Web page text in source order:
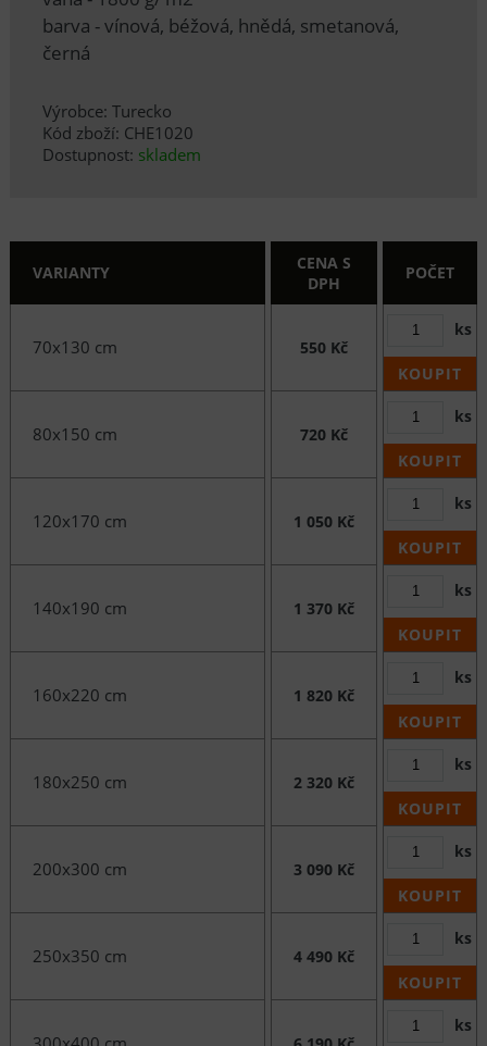
barva - vínová, béžová, hnědá, smetanová,
černá
Výrobce: Turecko
Kód zboží: CHE1020
Dostupnost: skladem
VARIANTY
CENA S
DPH
POČET
70x130 cm 550 Kč
ks
KOUPIT
80x150 cm 720 Kč
ks
KOUPIT
120x170 cm 1 050 Kč
ks
KOUPIT
140x190 cm 1 370 Kč
ks
KOUPIT
160x220 cm 1 820 Kč
ks
KOUPIT
180x250 cm 2 320 Kč
ks
KOUPIT
200x300 cm 3 090 Kč
ks
KOUPIT
250x350 cm 4 490 Kč
ks
KOUPIT
ks